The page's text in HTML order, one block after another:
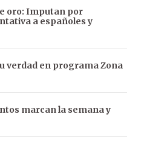
oro: Imputan por
a españoles y
verdad en programa Zona
marcan la semana y